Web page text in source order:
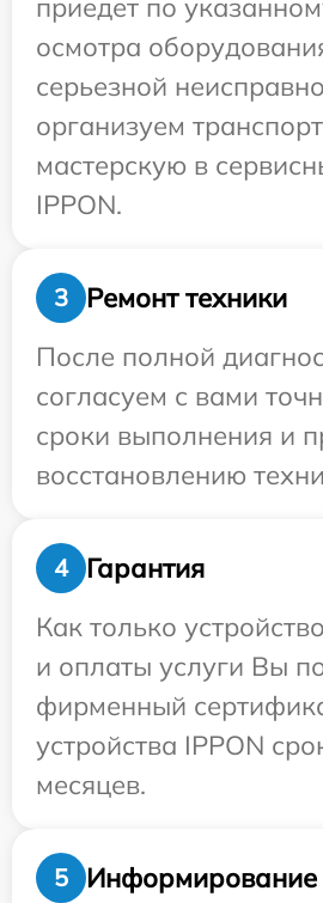
приедет по
осмотра
серьезной
организуем
мастерскую в
IPPON.
3
Ремонт техники
После полной
согласуем с вами
сроки выполнения и
восстановлению
4
Гарантия
Как только
и оплаты услуги Вы
фирменный
устройства IPPON
месяцев.
5
Информирование